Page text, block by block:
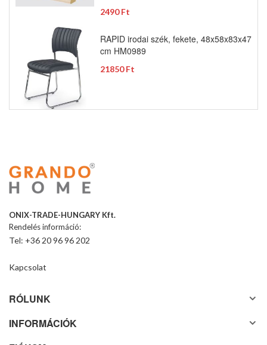
2490 Ft
RAPID irodai szék, fekete, 48x58x83x47
cm HM0989
21850 Ft
ONIX-TRADE-HUNGARY Kft.
Rendelés információ:
Tel: +36 20 96 96 202
Kapcsolat
RÓLUNK
INFORMÁCIÓK